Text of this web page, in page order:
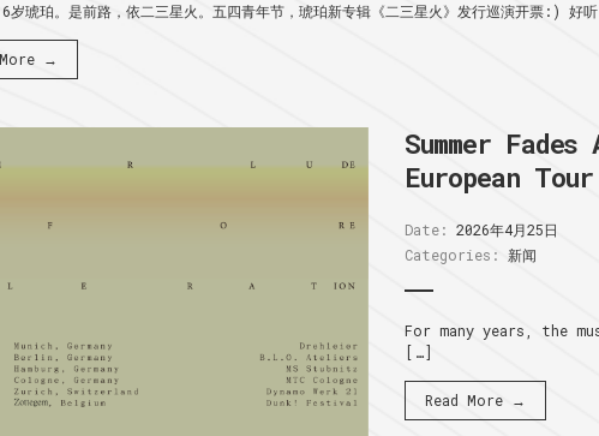
岁琥珀。是前路，依二三星火。五四青年节，琥珀新专辑《二三星火》发行巡演开票:) 好
→
Summer
European
Date: 2026年4月25日
Categories:
新闻
For many years, the
[…]
Read More →